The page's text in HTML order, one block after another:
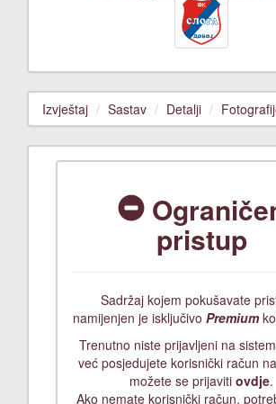
Izvještaj Sastav Detalji
pristup
Sadržaj kojem pokušavate
namijenjen je isključivo Premium
Trenutno niste prijavljeni na
već posjedujete korisnički račun
možete se prijaviti ovdje.
Ako nemate korisnički račun,